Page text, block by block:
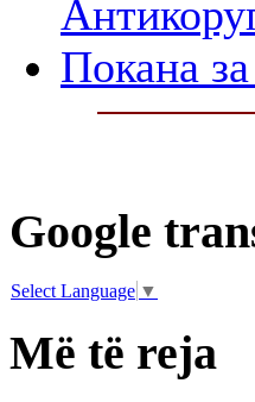
Покана
Google
Select Language ▼
Më të reja